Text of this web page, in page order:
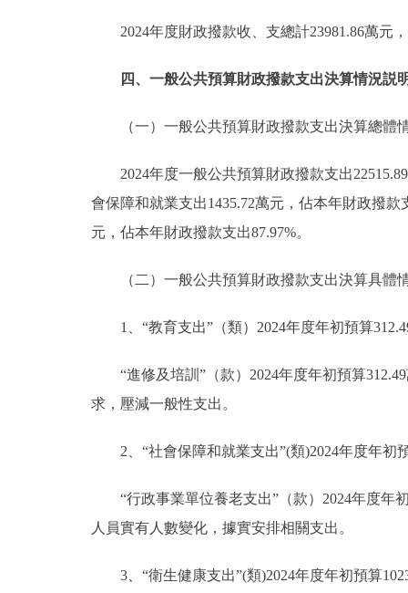
2024年度財政撥款收、支總計23981.86萬元
四、一般公共預算財政撥款支出決算情況説
（一）一般公共預算財政撥款支出決算總體
2024年度一般公共預算財政撥款支出
會保障和就業支出1435.72萬元，佔本年財政撥款
元，佔本年財政撥款支出87.97%。
（二）一般公共預算財政撥款支出決算具體
1、“教育支出”（類）2024年度年初預算
“進修及培訓”（款）2024年度年初預算
求，壓減一般性支出。
2、“社會保障和就業支出”(類)2024年度年初
“行政事業單位養老支出”（款）2024年度年
人員實有人數變化，據實安排相關支出。
3、“衛生健康支出”(類)2024年度年初預算